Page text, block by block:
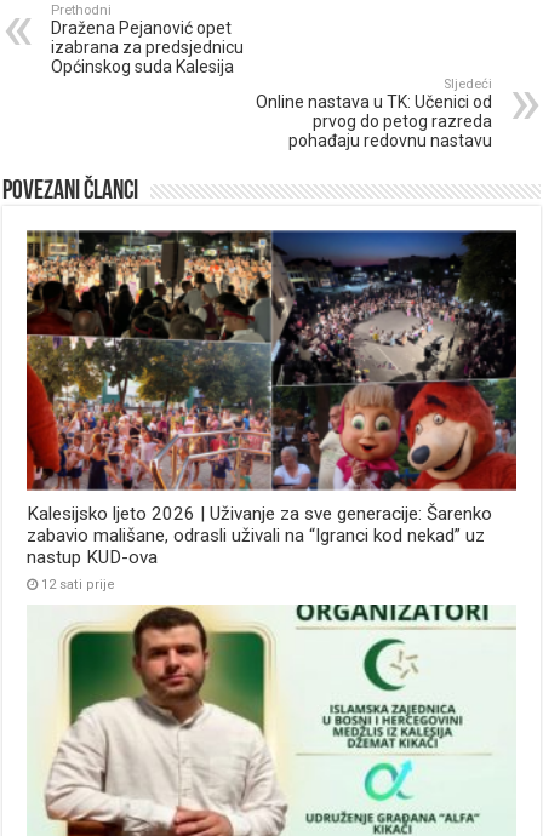
Prethodni
Dražena Pejanović opet
izabrana za predsjednicu
Općinskog suda Kalesija
Sljedeći
Online nastava u TK: Učenici od
prvog do petog razreda
pohađaju redovnu nastavu
Povezani članci
Kalesijsko ljeto 2026 | Uživanje za sve generacije: Šarenko
zabavio mališane, odrasli uživali na “Igranci kod nekad” uz
nastup KUD-ova
12 sati prije